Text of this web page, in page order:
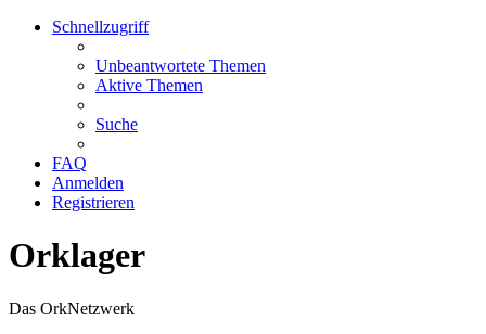
Schnellzugriff
Unbeantwortete Themen
Aktive Themen
Suche
FAQ
Anmelden
Registrieren
Orklager
Das OrkNetzwerk